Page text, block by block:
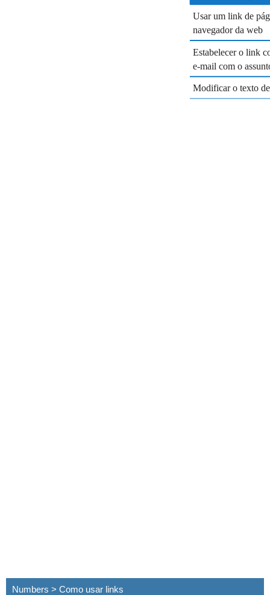
Usar um link de
navegador da web
Estabelecer o link
e-mail com o
Modificar o texto
Numbers > Como usar links